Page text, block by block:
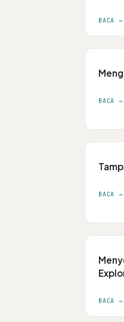
BACA →
BACA →
BACA →
BACA →